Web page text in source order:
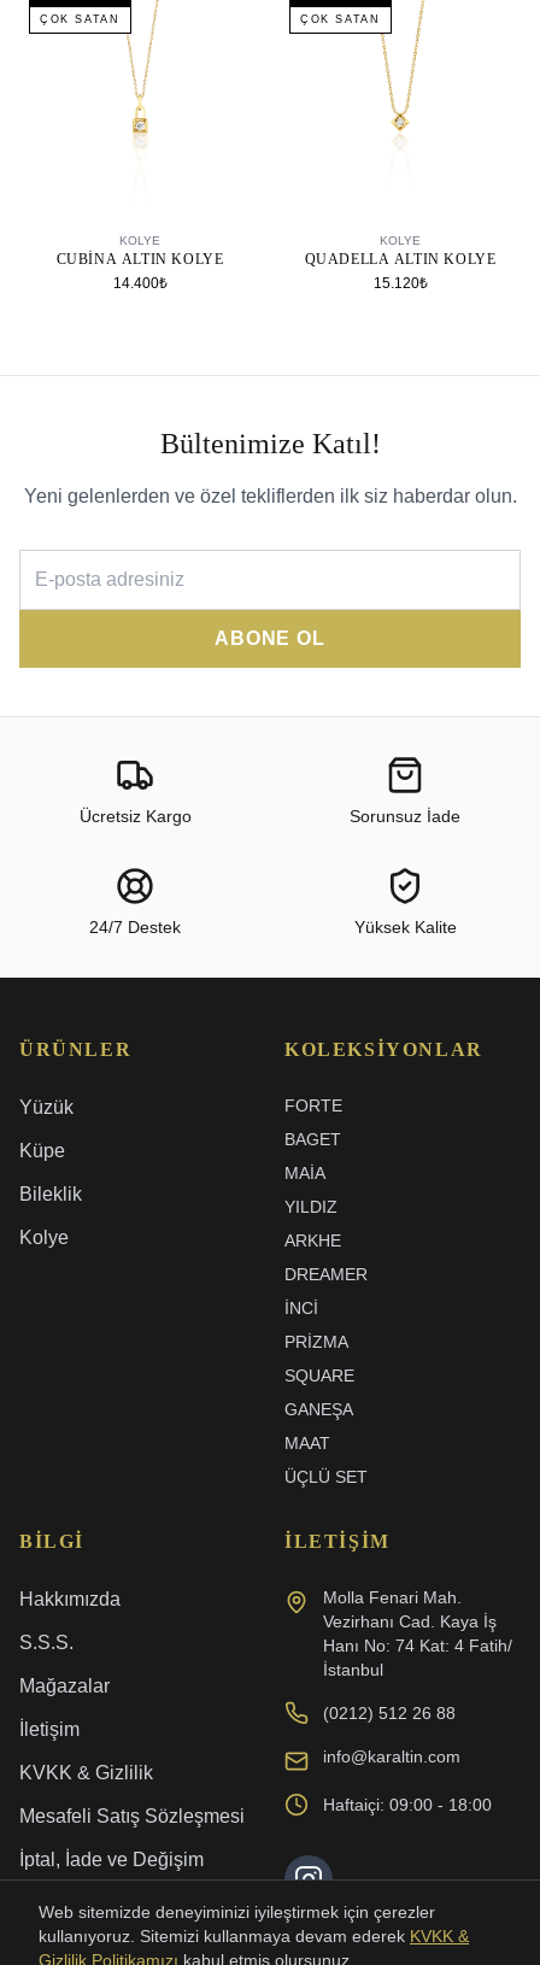
ÇOK SATAN
KOLYE
CUBINA ALTIN KOLYE
14.400₺
ÇOK SATAN
KOLYE
QUADELLA ALTIN KOLYE
15.120₺
Bültenimize Katıl!
Yeni gelenlerden ve özel tekliflerden ilk siz haberdar olun.
ABONE OL
Ücretsiz Kargo Sorunsuz İade
24/7 Destek Yüksek Kalite
ÜRÜNLER
Yüzük
Küpe
Bileklik
Kolye
KOLEKSIYONLAR
FORTE
BAGET
MAIA
YILDIZ
ARKHE
DREAMER
İNCI
PRIZMA
SQUARE
GANEŞA
MAAT
ÜÇLÜ SET
BILGI
Hakkımızda
S.S.S.
Mağazalar
İletişim
KVKK & Gizlilik
Mesafeli Satış Sözleşmesi
İptal, İade ve Değişim
Kargo ve Teslimat
İLETIŞIM
Molla Fenari Mah.
Vezirhanı Cad. Kaya İş
Hanı No: 74 Kat: 4 Fatih/
İstanbul
(0212) 512 26 88
info@karaltin.com
Haftaiçi: 09:00 - 18:00
Web sitemizde deneyiminizi iyileştirmek için çerezler
kullanıyoruz. Sitemizi kullanmaya devam ederek KVKK &
Gizlilik Politikamızı kabul etmiş olursunuz.